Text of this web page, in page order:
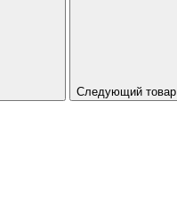
Следующий товар